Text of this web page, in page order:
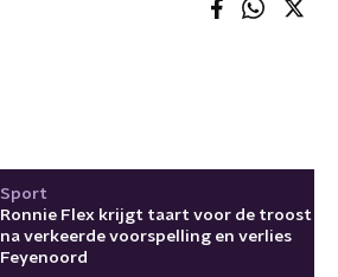
Sport
Ronnie Flex krijgt taart voor de troost
na verkeerde voorspelling en verlies
Feyenoord